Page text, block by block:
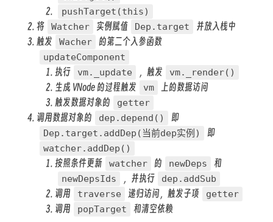
pushTarget(this)
将 Watcher 实例赋值 Dep.target
并放入栈中
触发
Wacher 的第二个入参函数
updateComponent
执行 vm._update ，触发 vm._render()
生成 VNode 的过程触发 vm
上的数据访问
触发数据对象的
getter
调用数据对象的 dep.depend() 即
Dep.target.addDep(当前dep实例) 即
watcher.addDep()
按照条件更新 watcher 的 newDeps 和
newDepsIds ，并执行 dep.addSub
调用 traverse 递归访问，触发子项 getter
调用 popTarget
和清空依赖